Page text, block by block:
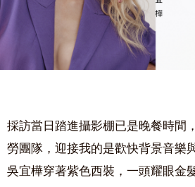
採訪當日踏進攝影棚已是晚餐時間
勞團隊，迎接我的是歡快背景音樂
吳宜樺穿著紫色西裝，一頭耀眼金